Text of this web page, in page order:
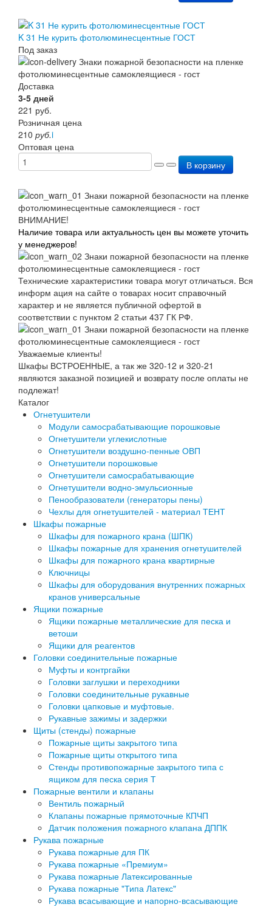
K 31 Не курить фотолюминесцентные ГОСТ
Под заказ
Доставка
3-5 дней
221 руб.
Розничная цена
210 руб.i
Оптовая цена
В корзину
ВНИМАНИЕ!
Наличие товара или актуальность цен вы можете уточить
у менеджеров!
Технические характеристики товара могут отличаться. Вся
информ ация на сайте о товарах носит справочный
характер и не является публичной офертой в
соответствии с пунктом 2 статьи 437 ГК РФ.
Уважаемые клиенты!
Шкафы ВСТРОЕННЫЕ, а так же 320-12 и 320-21
являются заказной позицией и возврату после оплаты не
подлежат!
Каталог
Огнетушители
Модули самосрабатывающие порошковые
Огнетушители углекислотные
Огнетушители воздушно-пенные ОВП
Огнетушители порошковые
Огнетушители самосрабатывающие
Огнетушители водно-эмульсионные
Пенообразователи (генераторы пены)
Чехлы для огнетушителей - материал ТЕНТ
Шкафы пожарные
Шкафы для пожарного крана (ШПК)
Шкафы пожарные для хранения огнетушителей
Шкафы для пожарного крана квартирные
Ключницы
Шкафы для оборудования внутренних пожарных
кранов универсальные
Ящики пожарные
Ящики пожарные металлические для песка и
ветоши
Ящики для реагентов
Головки соединительные пожарные
Муфты и контргайки
Головки заглушки и переходники
Головки соединительные рукавные
Головки цапковые и муфтовые.
Рукавные зажимы и задержки
Щиты (стенды) пожарные
Пожарные щиты закрытого типа
Пожарные щиты открытого типа
Стенды противопожарные закрытого типа с
ящиком для песка серия Т
Пожарные вентили и клапаны
Вентиль пожарный
Клапаны пожарные прямоточные КПЧП
Датчик положения пожарного клапана ДППК
Рукава пожарные
Рукава пожарные для ПК
Рукава пожарные «Премиум»
Рукава пожарные Латексированные
Рукава пожарные "Типа Латекс"
Рукава всасывающие и напорно-всасывающие